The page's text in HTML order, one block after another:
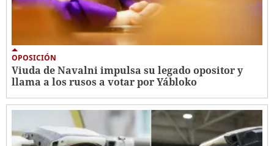
OPOSICIÓN
Viuda de Navalni impulsa su legado opositor y
llama a los rusos a votar por Yábloko